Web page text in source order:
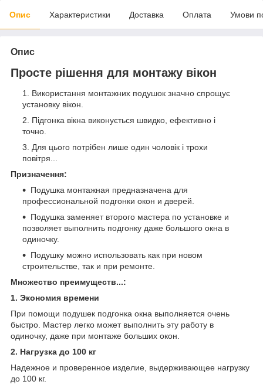
Опис Характеристики Доставка Оплата Умови
Опис
Просте рішення для монтажу вікон
Використання монтажних подушок значно спрощує
установку вікон.
Підгонка вікна виконується швидко, ефективно і
точно.
Для цього потрібен лише один чоловік і трохи
повітря...
Призначення:
Подушка монтажная предназначена для
профессиональной подгонки окон и дверей.
Подушка заменяет второго мастера по установке и
позволяет выполнить подгонку даже большого окна в
одиночку.
Подушку можно использовать как при новом
строительстве, так и при ремонте.
Множество преимуществ...:
1. Экономия времени
При помощи подушек подгонка окна выполняется очень
быстро. Мастер легко может выполнить эту работу в
одиночку, даже при монтаже больших окон.
2. Нагрузка до 100 кг
Надежное и проверенное изделие, выдерживающее нагрузку
до 100 кг.